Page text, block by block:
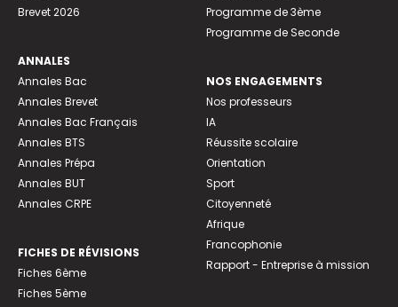
Brevet 2026
ANNALES
Annales Bac
Annales Brevet
Annales Bac Français
Annales BTS
Annales Prépa
Annales BUT
Annales CRPE
FICHES DE RÉVISIONS
Fiches 6ème
Fiches 5ème
Programme de 3ème
Programme de Seconde
NOS ENGAGEMENTS
Nos professeurs
IA
Réussite scolaire
Orientation
Sport
Citoyenneté
Afrique
Francophonie
Rapport - Entreprise à mission